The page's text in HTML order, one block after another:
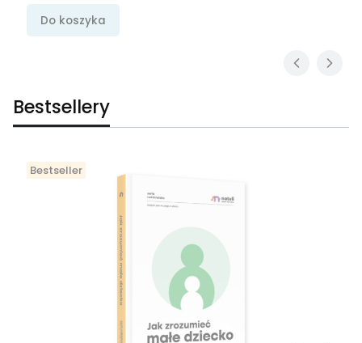
Do koszyka
Bestsellery
Bestseller